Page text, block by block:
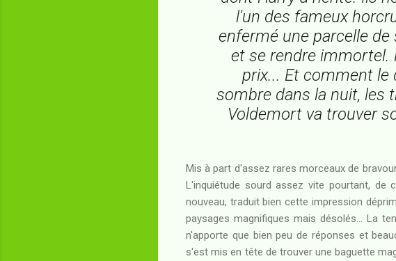
l'un des fameux
enfermé une parcelle
et se rendre immortel.
prix... Et comment le
sombre dans la nuit, les
Voldemort va trouver
Mis à part d'assez rares morceaux de
L'inquiétude sourd assez vite pourtant, de
nouveau, traduit bien cette impression
paysages magnifiques mais désolés... La
n'apporte que bien peu de réponses et
s'est mis en tête de trouver une baguette